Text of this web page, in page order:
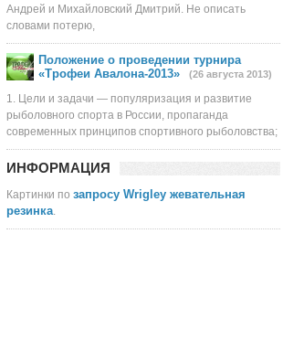
Андрей и Михайловский Дмитрий. Не описать
словами потерю,
Положение о проведении турнира
«Трофеи Авалона-2013»
(26 августа 2013)
1. Цели и задачи — популяризация и развитие
рыболовного спорта в России, пропаганда
современных принципов спортивного рыболовства;
ИНФОРМАЦИЯ
Картинки по запросу Wrigley жевательная
резинка.